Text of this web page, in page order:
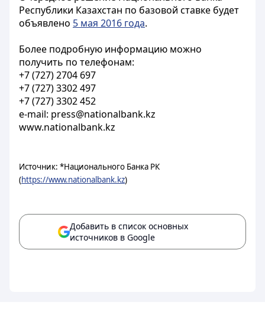
Республики Казахстан по базовой ставке будет
объявлено 5 мая 2016 года.
Более подробную информацию можно
получить по телефонам:
+7 (727) 2704 697
+7 (727) 3302 497
+7 (727) 3302 452
e-mail: press@nationalbank.kz
www.nationalbank.kz
Источник: *Национального Банка РК
(https://www.nationalbank.kz)
Добавить в список основных
источников в Google